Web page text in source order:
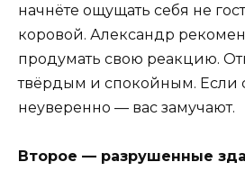
начнёте ощущать себя не
коровой. Александр
продумать свою реакцию.
твёрдым и спокойным. Если
неуверенно — вас замучают.
Второе — разрушенные